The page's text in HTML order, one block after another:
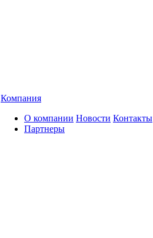
Компания
О компании
Партнеры
Новости Контакты